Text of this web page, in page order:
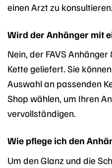
einen Arzt zu konsultieren.
Wird der Anhänger mit
Nein, der FAVS
Kette geliefert. Sie
Auswahl an passenden
Shop wählen, um Ihren
vervollständigen.
Wie pflege ich den
Um den Glanz und die